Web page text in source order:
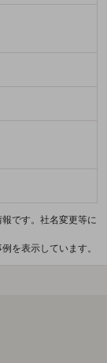
です。社名変更等に
を表示しています。